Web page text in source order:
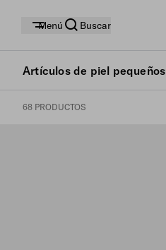
Menú Buscar
Artículos de piel pequeños
68 PRODUCTOS